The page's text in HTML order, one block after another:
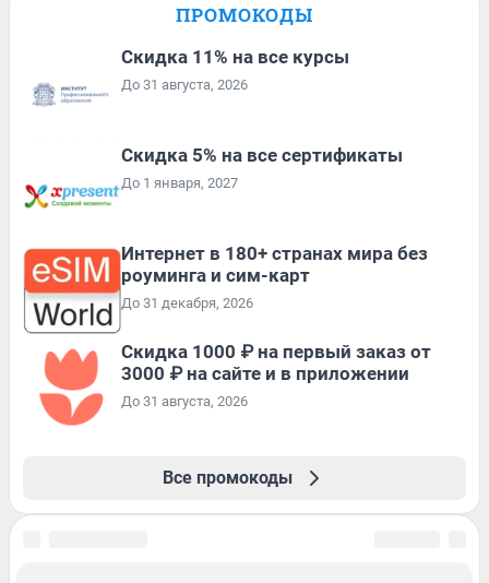
ПРОМОКОДЫ
Скидка 11% на все курсы
До 31 августа, 2026
Скидка 5% на все сертификаты
До 1 января, 2027
Интернет в 180+ странах мира без
роуминга и сим-карт
До 31 декабря, 2026
Скидка 1000 ₽ на первый заказ от
3000 ₽ на сайте и в приложении
До 31 августа, 2026
Все промокоды